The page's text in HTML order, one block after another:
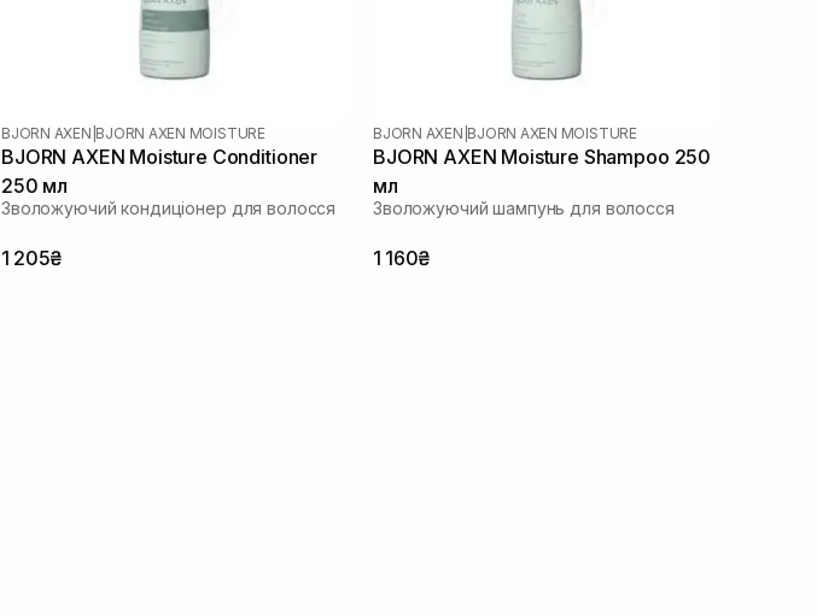
BJORN AXEN BJORN AXEN MOISTURE
BJORN AXEN Moisture Conditioner
250 мл
Зволожуючий кондиціонер для волосся
1 205₴
BJORN AXEN BJORN AXEN MOISTURE
BJORN AXEN Moisture Shampoo 250
мл
Зволожуючий шампунь для волосся
1 160₴